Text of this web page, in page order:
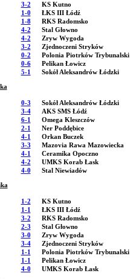
3-2 KS Kutno
1-0 ŁKS III Łódź
1-8 RKS Radomsko
4-2 Stal Głowno
4-2 Zryw Wygoda
3-2 Zjednoczeni Stryków
0-2 Polonia Piotrków Trybunalski
0-6 Pelikan Łowicz
5-1 Sokół Aleksandrów Łódzki
0-3 Sokół Aleksandrów Łódzki
3-4 AKS SMS Łódź
6-1 Omega Kleszczów
2-1 Ner Poddębice
4-1 Orkan Buczek
3-3 Mazovia Rawa Mazowiecka
4-1 Ceramika Opoczno
4-2 UMKS Korab Łask
4-0 Stal Niewiadów
1-2 KS Kutno
1-1 ŁKS III Łódź
3-2 RKS Radomsko
2-3 Stal Głowno
3-0 Zryw Wygoda
3-4 Zjednoczeni Stryków
1-1 Polonia Piotrków Trybunalski
1-1 Pelikan Łowicz
4-0 UMKS Korab Łask